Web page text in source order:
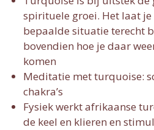
spirituele groei. Het laat je
bepaalde situatie terecht
bovendien hoe je daar
komen
Meditatie met turquoise:
chakra’s
Fysiek werkt afrikaanse
de keel en klieren en